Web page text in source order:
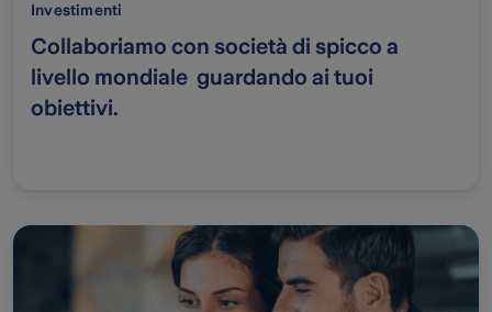
Investimenti
Collaboriamo con società di spicco a
livello mondiale guardando ai tuoi
obiettivi.